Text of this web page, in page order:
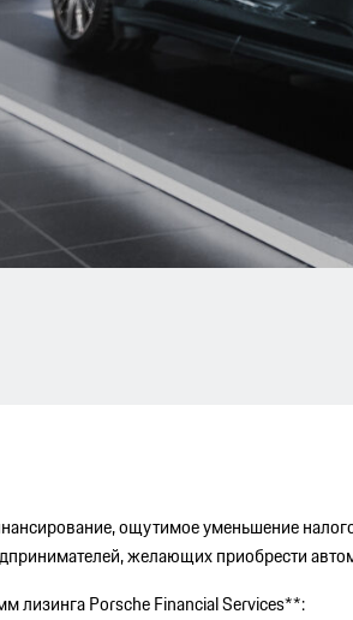
ощутимое уменьшение
желающих приобрести
лизинга Porsche Financial Services**: